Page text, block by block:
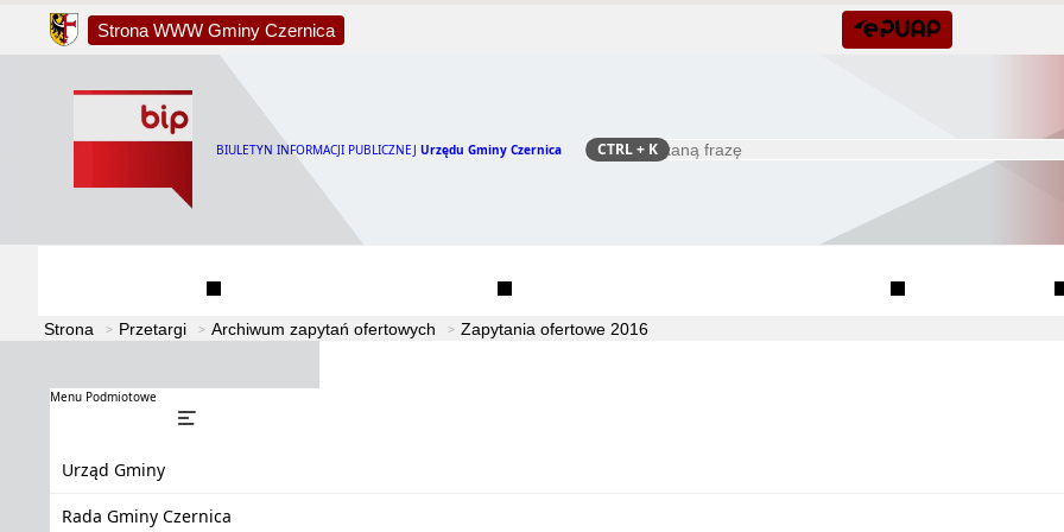
Strona WWW Gminy Czernica
BIULETYN INFORMACJI PUBLICZNEJ Urzędu Gminy Czernica Szukaj
CTRL+ K
Strona Przetargi Archiwum zapytań ofertowych Zapytania ofertowe 2016
Menu Podmiotowe
Urząd Gminy
Rada Gminy Czernica